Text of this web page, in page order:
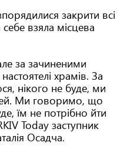
закрити всі
взяла місцева
за зачиненими
храмів. За
нікого не буде, ми
Ми говоримо, що
їм не потрібно йти
Today заступник
Осадча.